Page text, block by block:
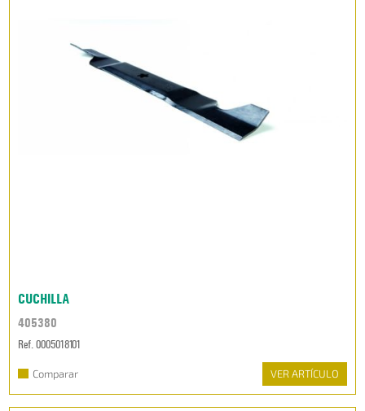
CUCHILLA
405380
Ref. 0005018101
Comparar VER ARTÍCULO